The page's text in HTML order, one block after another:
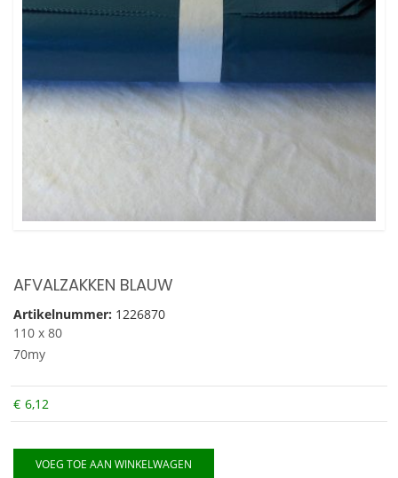
AFVALZAKKEN BLAUW
Artikelnummer: 1226870
110 x 80
70my
€ 6,12
VOEG TOE AAN WINKELWAGEN